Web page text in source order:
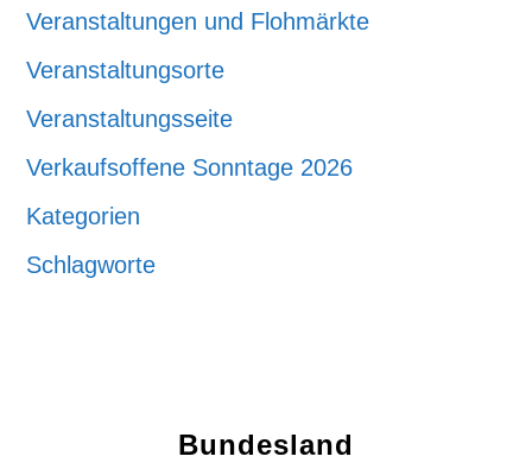
Veranstaltungen und Flohmärkte
Veranstaltungsorte
Veranstaltungsseite
Verkaufsoffene Sonntage 2026
Kategorien
Schlagworte
Bundesland